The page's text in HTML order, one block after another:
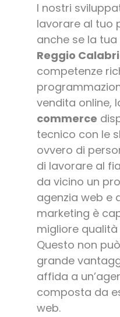
I nostri
lavorare al tuo
anche se la
Reggio
competenze
vendita online,
commerce
tecnico con le
ovvero di
di lavorare al
da vicino un
agenzia web e
marketing è
migliore qualità
Questo non
grande
affida a
composta da
web.